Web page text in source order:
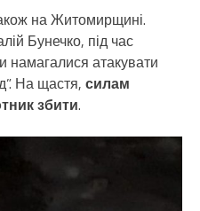
на Житомирщині.
Бунечко, під час
намагалися атакувати
На щастя, силам
збити.